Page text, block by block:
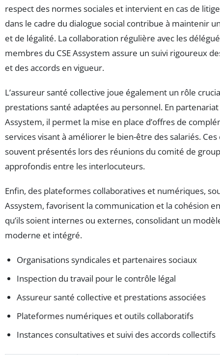
respect des normes sociales et intervient en cas de
dans le cadre du dialogue social contribue à maintenir
et de légalité. La collaboration régulière avec les
membres du CSE Assystem assure un suivi rigoureux
et des accords en vigueur.
L’assureur santé collective joue également un rôle
prestations santé adaptées au personnel. En partenariat
Assystem, il permet la mise en place d’offres de
services visant à améliorer le bien-être des salariés.
souvent présentés lors des réunions du comité de
approfondis entre les interlocuteurs.
Enfin, des plateformes collaboratives et numériques,
Assystem, favorisent la communication et la cohésion
qu’ils soient internes ou externes, consolidant un
moderne et intégré.
Organisations syndicales et partenaires sociaux
Inspection du travail pour le contrôle légal
Assureur santé collective et prestations associées
Plateformes numériques et outils collaboratifs
Instances consultatives et suivi des accords collectifs